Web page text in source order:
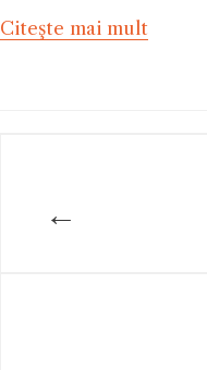
Citeşte mai mult
←